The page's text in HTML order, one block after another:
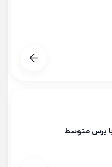
برس متوسط